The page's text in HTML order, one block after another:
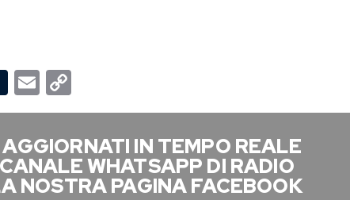
T
u
m
b
l
E
m
a
i
l
o
p
y
L
IN TEMPO REALE
WHATSAPP DI RADIO
NOSTRA PAGINA FACEBOOK